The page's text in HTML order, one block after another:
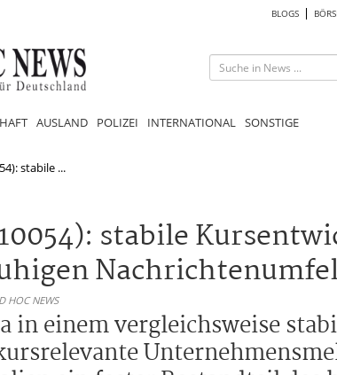
BLOGS
AUSLAND POLIZEI INTERNATIONAL SONSTIGE
stabile ...
stabile
HOC NEWS
in einem vergleichsweise